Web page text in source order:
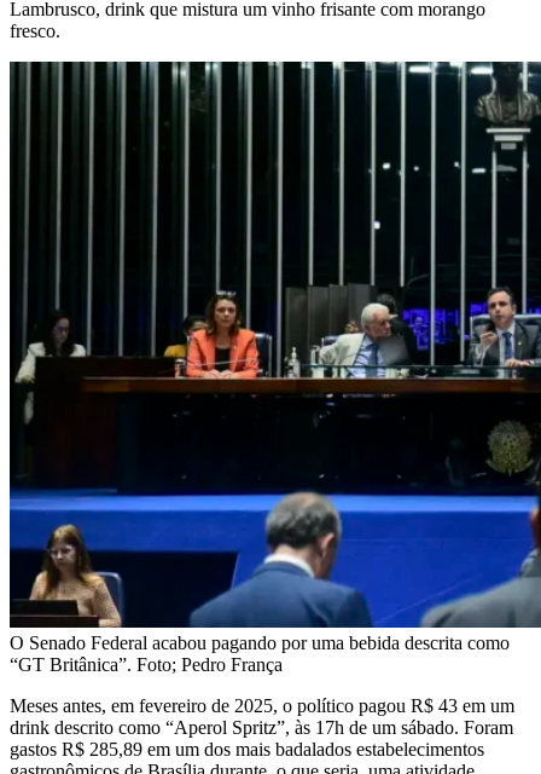
Lambrusco, drink que mistura um vinho frisante com morango
fresco.
O Senado Federal acabou pagando por uma bebida descrita como
“GT Britânica”. Foto; Pedro França
Meses antes, em fevereiro de 2025, o político pagou R$ 43 em um
drink descrito como “Aperol Spritz”, às 17h de um sábado. Foram
gastos R$ 285,89 em um dos mais badalados estabelecimentos